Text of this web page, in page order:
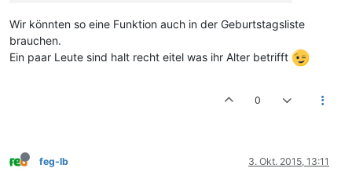
Wir könnten so eine Funktion auch in der Geburtstagsliste
brauchen.
Ein paar Leute sind halt recht eitel was ihr Alter betrifft
0
feg-lb 3. Okt. 2015, 13:11